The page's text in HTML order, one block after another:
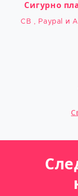
Сигурно
CB , Paypal и